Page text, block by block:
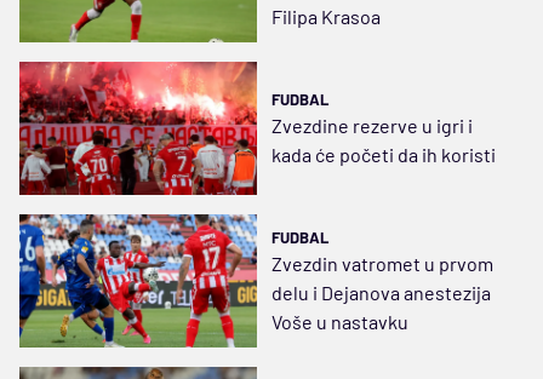
Filipa Krasoa
FUDBAL
Zvezdine rezerve u igri i
kada će početi da ih koristi
FUDBAL
Zvezdin vatromet u prvom
delu i Dejanova anestezija
Voše u nastavku